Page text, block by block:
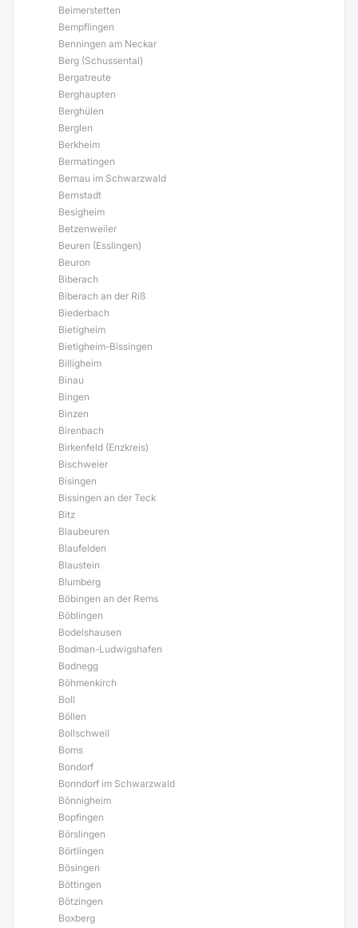
Beimerstetten
Bempflingen
Benningen am Neckar
Berg (Schussental)
Bergatreute
Berghaupten
Berghülen
Berglen
Berkheim
Bermatingen
Bernau im Schwarzwald
Bernstadt
Besigheim
Betzenweiler
Beuren (Esslingen)
Beuron
Biberach
Biberach an der Riß
Biederbach
Bietigheim
Bietigheim-Bissingen
Billigheim
Binau
Bingen
Binzen
Birenbach
Birkenfeld (Enzkreis)
Bischweier
Bisingen
Bissingen an der Teck
Bitz
Blaubeuren
Blaufelden
Blaustein
Blumberg
Böbingen an der Rems
Böblingen
Bodelshausen
Bodman-Ludwigshafen
Bodnegg
Böhmenkirch
Boll
Böllen
Bollschweil
Boms
Bondorf
Bonndorf im Schwarzwald
Bönnigheim
Bopfingen
Börslingen
Börtlingen
Bösingen
Böttingen
Bötzingen
Boxberg